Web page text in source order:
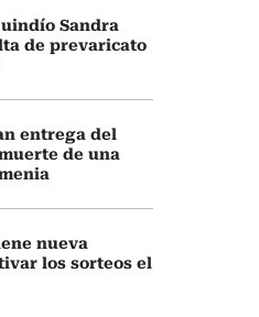
Sandra
de prevaricato
entrega del
de una
nueva
los sorteos el